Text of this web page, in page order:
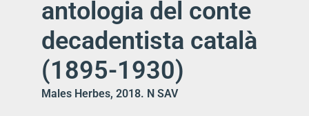
antologia del conte
decadentista català
(1895-1930)
Males Herbes, 2018. N SAV